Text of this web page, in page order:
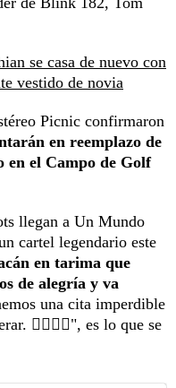
se casa de nuevo con
vestido de novia
Picnic confirmaron
en reemplazo de
en el Campo de Golf
llegan a Un Mundo
cartel legendario este
en tarima que
de alegría y va
una cita imperdible
❤️‍🔥❤️‍🔥", es lo que se